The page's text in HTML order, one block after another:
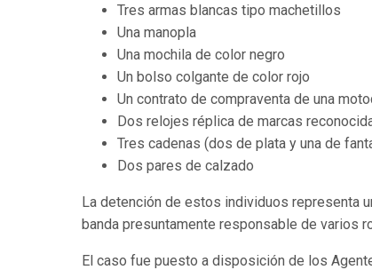
Tres armas blancas tipo machetillos
Una manopla
Una mochila de color negro
Un bolso colgante de color rojo
Un contrato de compraventa de una
Dos relojes réplica de marcas
Tres cadenas (dos de plata y una de
Dos pares de calzado
La detención de estos individuos representa
banda presuntamente responsable de varios
El caso fue puesto a disposición de los